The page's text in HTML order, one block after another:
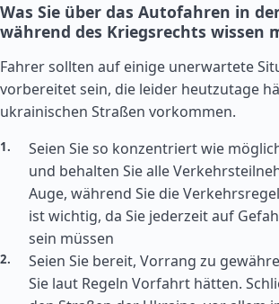
Was Sie über das Autofahren in
während des Kriegsrechts wissen
Fahrer sollten auf einige unerwartete
vorbereitet sein, die leider heutzutage
ukrainischen Straßen vorkommen.
Seien Sie so konzentriert wie
und behalten Sie alle
Auge, während Sie die
ist wichtig, da Sie jederzeit auf
sein müssen
Seien Sie bereit, Vorrang zu
Sie laut Regeln Vorfahrt hätten.